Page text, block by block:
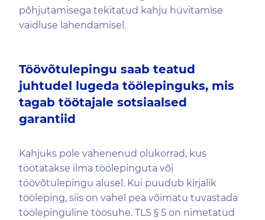
põhjutamisega tekitatud kahju hüvitamise
vaidluse lahendamisel.
Töövõtulepingu saab teatud
juhtudel lugeda töölepinguks, mis
tagab töötajale sotsiaalsed
garantiid
Kahjuks pole vähenenud olukorrad, kus
töötatakse ilma töölepinguta või
töövõtulepingu alusel. Kui puudub kirjalik
tööleping, siis on vahel pea võimatu tuvastada
töölepinguline töösuhe. TLS § 5 on nimetatud